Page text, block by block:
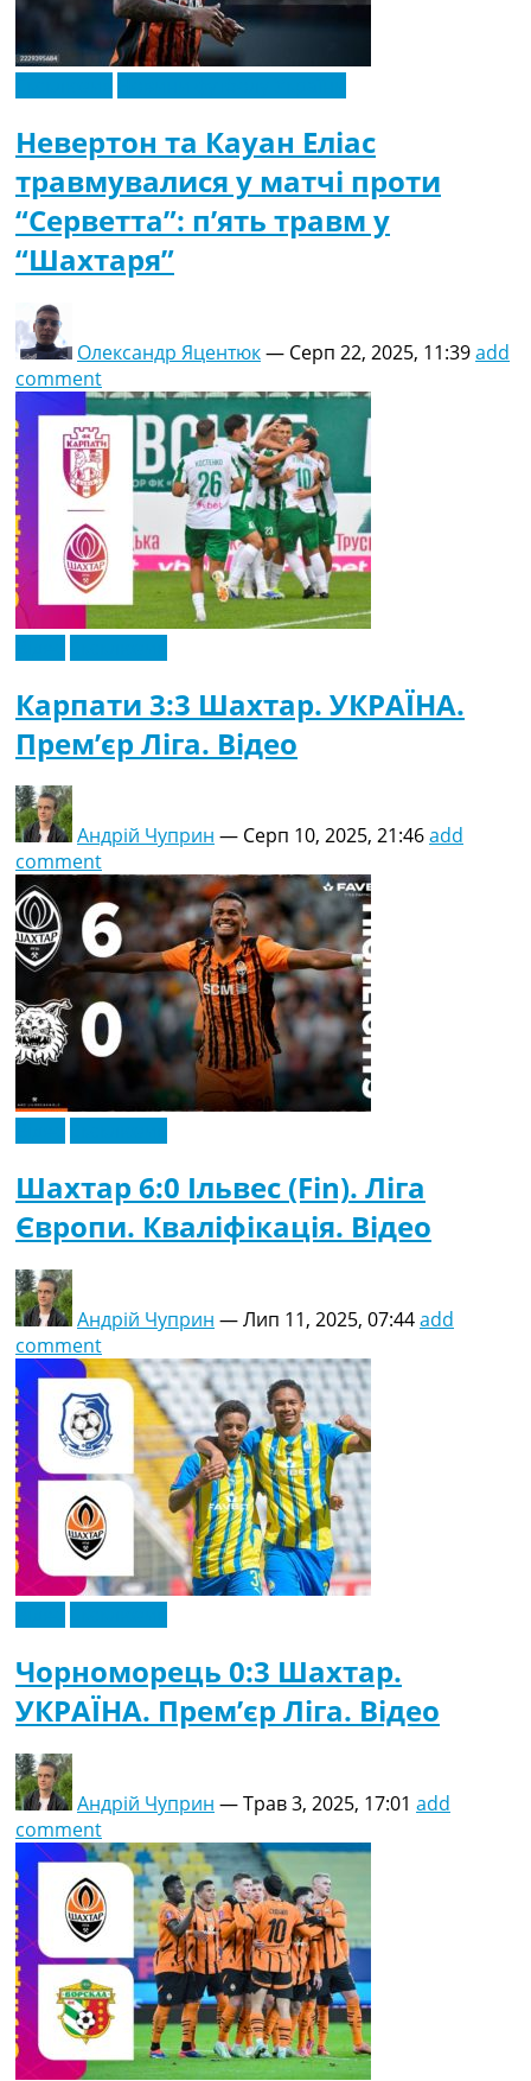
Невертон та Кауан Еліас
травмувалися у матчі проти
“Серветта”: п’ять травм у
“Шахтаря”
Олександр Яцентюк— Серп 22, 2025, 11:39add
comment
Карпати 3:3 Шахтар. УКРАЇНА.
Прем’єр Ліга. Відео
Андрій Чуприн — Серп 10, 2025, 21:46add
comment
Шахтар 6:0 Ільвес (Fin). Ліга
Європи. Кваліфікація. Відео
Андрій Чуприн —Лип 11, 2025, 07:44add
comment
Чорноморець 0:3 Шахтар.
УКРАЇНА. Прем’єр Ліга. Відео
Андрій Чуприн —Трав 3, 2025, 17:01 add
comment